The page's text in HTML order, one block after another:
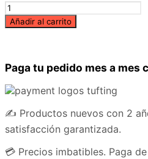
Hilo
acrílico
en
-
cantidad
Añadir al carrito
Paga tu pedido mes a mes
✍️ Productos nuevos con 2
satisfacción garantizada.
💳 Precios imbatibles. Paga